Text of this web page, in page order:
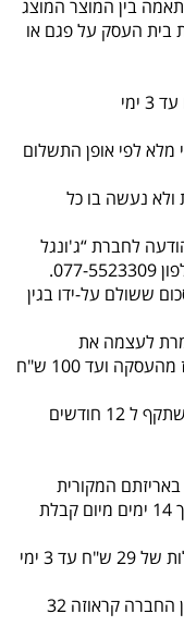
בין המוצר המוצג
בית העסק על פגם או
מלא לפי אופן התשלום
ולא נעשה בו כל
יעשה תוך 14 יום בהודעה לחברת “ג'ונגל
ששולם על-ידו בגין
לעצמה את
הזכות לגבות מהלקוח דמי טיפול של 5 אחוז מהעסקה ועד 100 ש"ח
זיכוי - ניתן יהיה לקבל זיכוי בגובה הרכישה שתקף ל 12 חודשים
המקורית
החלפת שק המזון תעשה על ידי שליח בעלות של 29 ש"ח עד 3 ימי
או בהגעה עצמית של הלקוח לכתובת מחסן החברה קראוזה 32